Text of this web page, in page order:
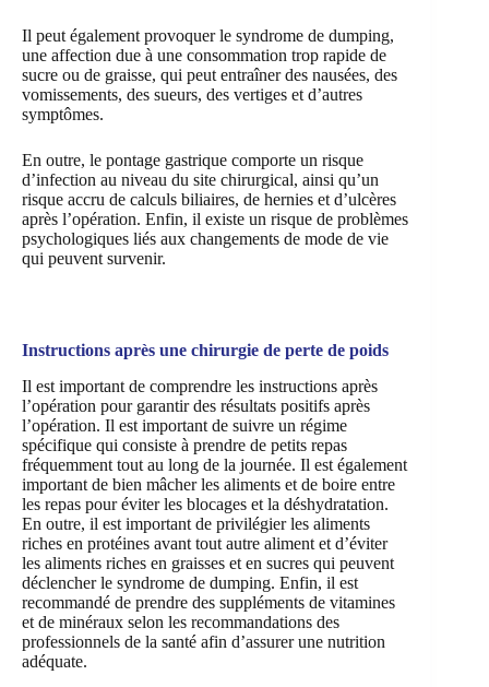
Il peut également provoquer le syndrome de dumping,
une affection due à une consommation trop rapide de
sucre ou de graisse, qui peut entraîner des nausées, des
vomissements, des sueurs, des vertiges et d’autres
symptômes.
En outre, le pontage gastrique comporte un risque
d’infection au niveau du site chirurgical, ainsi qu’un
risque accru de calculs biliaires, de hernies et d’ulcères
après l’opération. Enfin, il existe un risque de problèmes
psychologiques liés aux changements de mode de vie
qui peuvent survenir.
Instructions après une chirurgie de perte de poids
Il est important de comprendre les instructions après
l’opération pour garantir des résultats positifs après
l’opération. Il est important de suivre un régime
spécifique qui consiste à prendre de petits repas
fréquemment tout au long de la journée. Il est également
important de bien mâcher les aliments et de boire entre
les repas pour éviter les blocages et la déshydratation.
En outre, il est important de privilégier les aliments
riches en protéines avant tout autre aliment et d’éviter
les aliments riches en graisses et en sucres qui peuvent
déclencher le syndrome de dumping. Enfin, il est
recommandé de prendre des suppléments de vitamines
et de minéraux selon les recommandations des
professionnels de la santé afin d’assurer une nutrition
adéquate.